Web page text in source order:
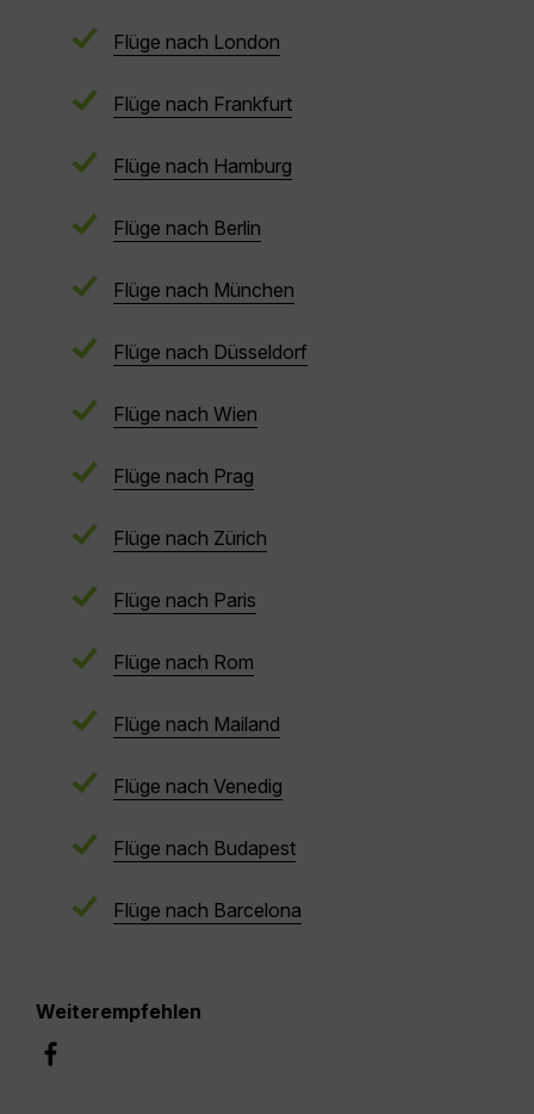
Flüge nach London
Flüge nach Frankfurt
Flüge nach Hamburg
Flüge nach Berlin
Flüge nach München
Flüge nach Düsseldorf
Flüge nach Wien
Flüge nach Prag
Flüge nach Zürich
Flüge nach Paris
Flüge nach Rom
Flüge nach Mailand
Flüge nach Venedig
Flüge nach Budapest
Flüge nach Barcelona
Weiterempfehlen